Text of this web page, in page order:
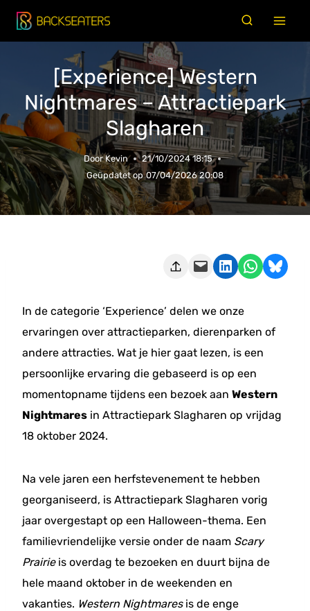
Doorgaan
naar
[Experience] Western
Nightmares – Attractiepark
Slagharen
Door Kevin
21/10/2024 18:15
Geüpdatet op 07/04/2026 20:08
Deze pagina e-mailen Delen op LinkedIn Delen via WhatsApp Share on Bluesky
In de categorie ‘Experience’ delen we onze
ervaringen over attractieparken, dierenparken of
andere attracties. Wat je hier gaat lezen, is een
persoonlijke ervaring die gebaseerd is op een
momentopname tijdens een bezoek aan Western
Nightmares in Attractiepark Slagharen op vrijdag
18 oktober 2024.
Na vele jaren een herfstevenement te hebben
georganiseerd, is Attractiepark Slagharen vorig
jaar overgestapt op een Halloween-thema. Een
familievriendelijke versie onder de naam Scary
Prairieis overdag te bezoeken en duurt bijna de
hele maand oktober in de weekenden en
vakanties. Western Nightmaresis de enge